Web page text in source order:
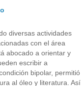
diversas actividades
con el área
abocado a orientar y
escribir a
bipolar, permitió
al óleo y literatura. Así